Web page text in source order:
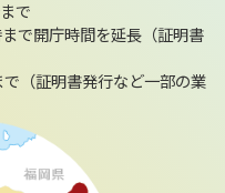
で
で開庁時間を延長（証明書
（証明書発行など一部の業